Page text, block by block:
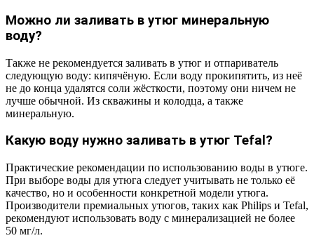
Можно ли заливать в утюг минеральную
воду?
Также не рекомендуется заливать в утюг и отпариватель
следующую воду: кипячёную. Если воду прокипятить, из неё
не до конца удалятся соли жёсткости, поэтому они ничем не
лучше обычной. Из скважины и колодца, а также
минеральную.
Какую воду нужно заливать в утюг Tefal?
Практические рекомендации по использованию воды в утюге.
При выборе воды для утюга следует учитывать не только её
качество, но и особенности конкретной модели утюга.
Производители премиальных утюгов, таких как Philips и Tefal,
рекомендуют использовать воду с минерализацией не более
50 мг/л.